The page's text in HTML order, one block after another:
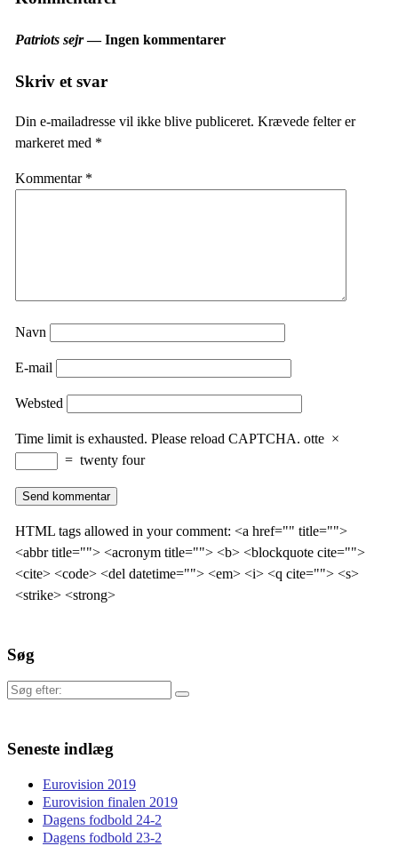
Patriots sejr— Ingen kommentarer
Skriv et svar
Din e-mailadresse vil ikke blive publiceret. Krævede felter er
markeret med *
Kommentar *
Navn
E-mail
Websted
Time limit is exhausted. Please reload CAPTCHA. otte ×
= twenty four
HTML tags allowed in your comment: <a href="" title="">
<abbr title=""> <acronym title=""> <b> <blockquote cite="">
<cite> <code> <del datetime=""> <em> <i> <q cite=""> <s>
<strike> <strong>
Søg
Søg
Seneste indlæg
Eurovision 2019
Eurovision finalen 2019
Dagens fodbold 24-2
Dagens fodbold 23-2